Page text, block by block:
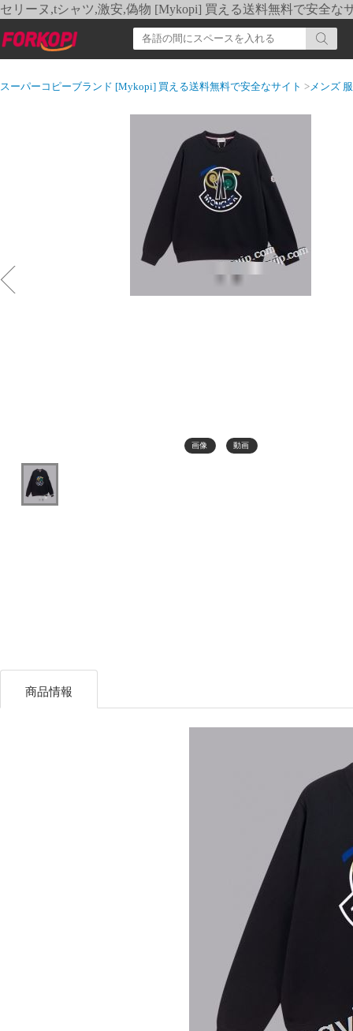
セリーヌ,tシャツ,激安,偽物 [Mykopi] 買える送料無料で安全な
スーパーコピーブランド [Mykopi] 買える送料無料で安全なサイト >メンズ 服
画像 動画
商品情報